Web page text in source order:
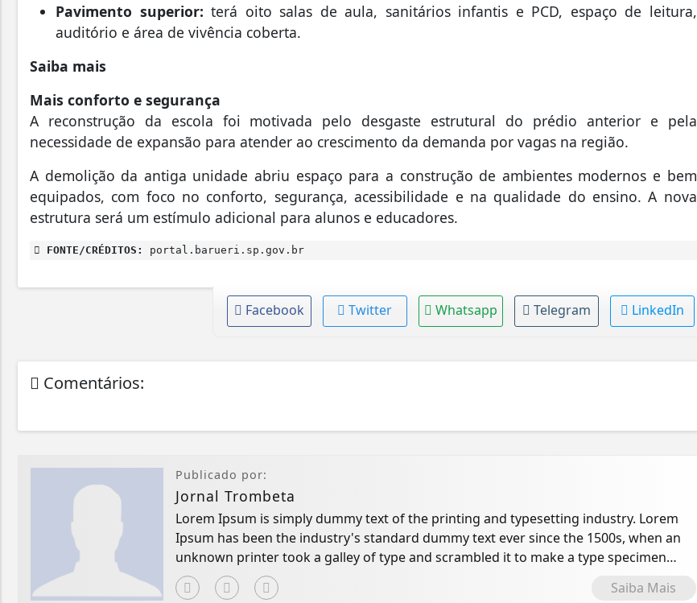
Pavimento superior: terá oito salas de aula, sanitários infantis e PCD, espaço de leitura,
auditório e área de vivência coberta.
Saiba mais
Mais conforto e segurança
A reconstrução da escola foi motivada pelo desgaste estrutural do prédio anterior e pela
necessidade de expansão para atender ao crescimento da demanda por vagas na região.
A demolição da antiga unidade abriu espaço para a construção de ambientes modernos e bem
equipados, com foco no conforto, segurança, acessibilidade e na qualidade do ensino. A nova
estrutura será um estímulo adicional para alunos e educadores.
FONTE/CRÉDITOS: portal.barueri.sp.gov.br
Facebook Twitter Whatsapp Telegram LinkedIn
Comentários:
Publicado por:
Jornal Trombeta
Lorem Ipsum is simply dummy text of the printing and typesetting industry. Lorem
Ipsum has been the industry's standard dummy text ever since the 1500s, when an
unknown printer took a galley of type and scrambled it to make a type specimen
book.
Saiba Mais